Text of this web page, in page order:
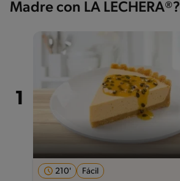
Madre con LA LECHERA®?
210' Fácil